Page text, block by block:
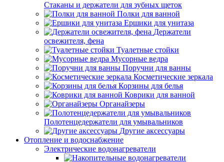
Стаканы и держатели для зубных щеток
Полки для ванной
Ершики для унитаза
Держатели
освежителя, фена
Туалетные стойки
Мусорные ведра
Поручни для ванны
Косметические зеркала
Корзины для белья
Коврики для ванной
Органайзеры
Полотенцедержатели для умывальников
Другие аксессуары
Отопление и водоснабжение
Электрические водонагреватели